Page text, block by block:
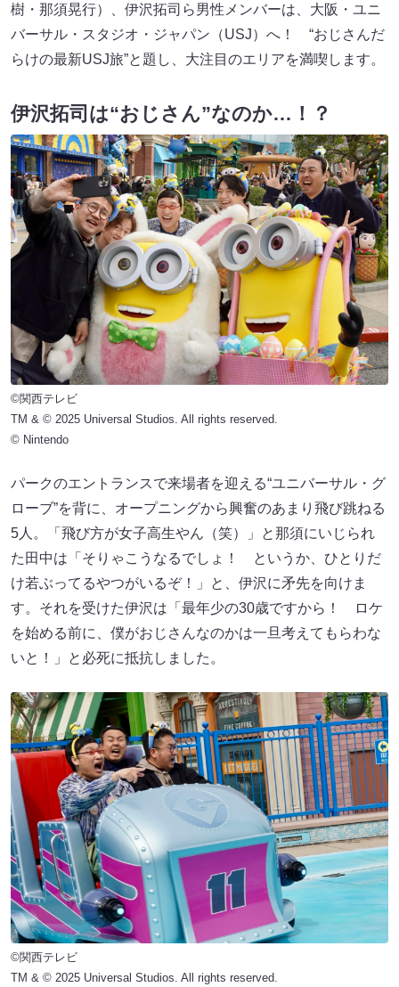
樹・那須晃行）、伊沢拓司ら男性メンバーは、大阪・ユニ
バーサル・スタジオ・ジャパン（USJ）へ！ “おじさんだ
らけの最新USJ旅”と題し、大注目のエリアを満喫します。
伊沢拓司は“おじさん”なのか…！？
©関西テレビ
TM & © 2025 Universal Studios. All rights reserved.
© Nintendo
パークのエントランスで来場者を迎える“ユニバーサル・グ
ローブ”を背に、オープニングから興奮のあまり飛び跳ねる
5人。「飛び方が女子高生やん（笑）」と那須にいじられ
た田中は「そりゃこうなるでしょ！ というか、ひとりだ
け若ぶってるやつがいるぞ！」と、伊沢に矛先を向けま
す。それを受けた伊沢は「最年少の30歳ですから！ ロケ
を始める前に、僕がおじさんなのかは一旦考えてもらわな
いと！」と必死に抵抗しました。
©関西テレビ
TM & © 2025 Universal Studios. All rights reserved.